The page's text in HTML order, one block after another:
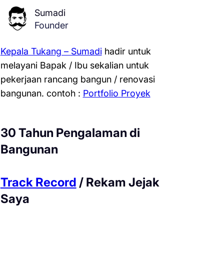
Sumadi
Founder
Kepala Tukang – Sumadihadir untuk
melayani Bapak / Ibu sekalian untuk
pekerjaan rancang bangun / renovasi
bangunan. contoh : Portfolio Proyek
30 Tahun Pengalaman di
Bangunan
Track Record / Rekam Jejak
Saya